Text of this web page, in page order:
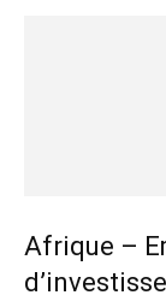
Afrique –